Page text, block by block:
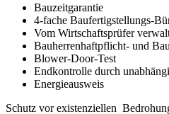
Bauzeitgarantie
4-fache Baufertigstellungs-
Vom Wirtschaftsprüfer
Bauherrenhaftpflicht- und
Blower-Door-Test
Endkontrolle durch
Energieausweis
Schutz vor existenziellen